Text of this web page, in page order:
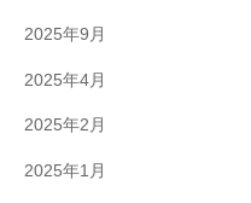
2025年9月
2025年4月
2025年2月
2025年1月